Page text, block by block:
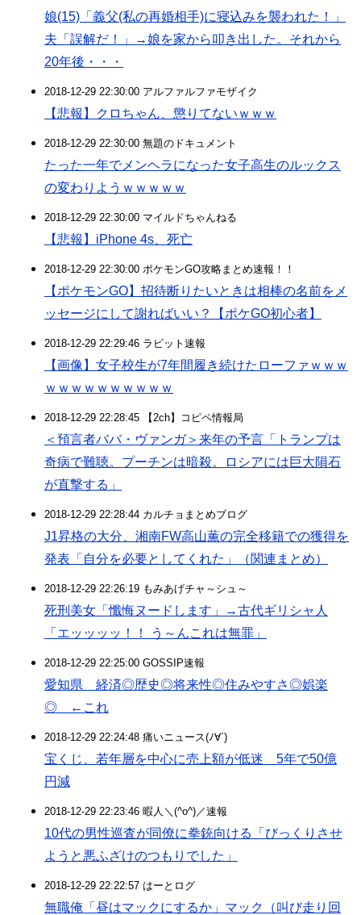
娘(15)「義父(私の再婚相手)に寝込みを襲われた！」
夫「誤解だ！」→娘を家から叩き出した。それから
20年後・・・
2018-12-29 22:30:00 アルファルファモザイク
【悲報】クロちゃん、懲りてないｗｗｗ
2018-12-29 22:30:00 無題のドキュメント
たった一年でメンヘラになった女子高生のルックス
の変わりようｗｗｗｗｗ
2018-12-29 22:30:00 マイルドちゃんねる
【悲報】iPhone 4s、死亡
2018-12-29 22:30:00 ポケモンGO攻略まとめ速報！！
【ポケモンGO】招待断りたいときは相棒の名前をメ
ッセージにして謝ればいい？【ポケGO初心者】
2018-12-29 22:29:46 ラビット速報
【画像】女子校生が7年間履き続けたローファｗｗｗ
ｗｗｗｗｗｗｗｗｗｗ
2018-12-29 22:28:45 【2ch】コピペ情報局
＜預言者ババ・ヴァンガ＞来年の予言「トランプは
奇病で難聴。プーチンは暗殺。ロシアには巨大隕石
が直撃する」
2018-12-29 22:28:44 カルチョまとめブログ
J1昇格の大分、湘南FW高山薫の完全移籍での獲得を
発表「自分を必要としてくれた」（関連まとめ）
2018-12-29 22:26:19 もみあげチャ～シュ～
死刑美女「懺悔ヌードします」→古代ギリシャ人
「エッッッッ！！ う～んこれは無罪」
2018-12-29 22:25:00 GOSSIP速報
愛知県 経済◎歴史◎将来性◎住みやすさ◎娯楽
◎ ←これ
2018-12-29 22:24:48 痛いニュース(ﾉ∀`)
宝くじ、若年層を中心に売上額が低迷 5年で50億
円減
2018-12-29 22:23:46 暇人＼(^o^)／速報
10代の男性巡査が同僚に拳銃向ける「びっくりさせ
ようと悪ふざけのつもりでした」
2018-12-29 22:22:57 はーとログ
無職俺「昼はマックにするか」マック（叫び走り回